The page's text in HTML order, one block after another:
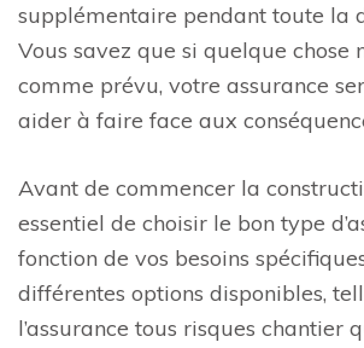
supplémentaire pendant toute la
Vous savez que si quelque chose
comme prévu, votre assurance
aider à faire face aux
Avant de commencer la
essentiel de choisir le bon type
fonction de vos besoins
différentes options disponibles,
l’assurance tous risques chantier